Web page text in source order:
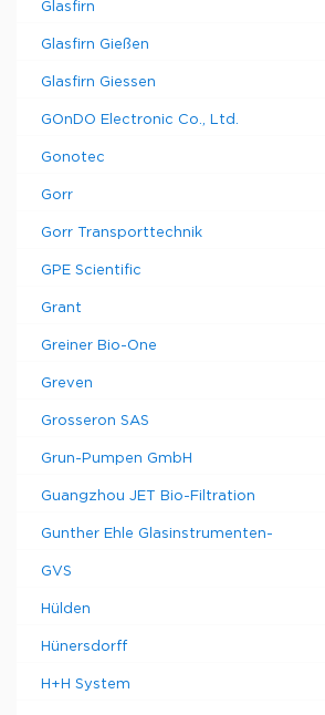
Glasfirn
Glasfirn Gießen
Glasfirn Giessen
GOnDO Electronic Co., Ltd.
Gonotec
Gorr
Gorr Transporttechnik
GPE Scientific
Grant
Greiner Bio-One
Greven
Grosseron SAS
Grun-Pumpen GmbH
Guangzhou JET Bio-Filtration
Gunther Ehle Glasinstrumenten-
GVS
Hülden
Hünersdorff
H+H System